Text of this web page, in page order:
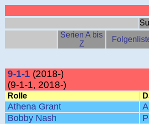
Serien A bis
Z
9-1-1 (2018-)
(9-1-1, 2018-)
Rolle
Athena Grant
Bobby Nash